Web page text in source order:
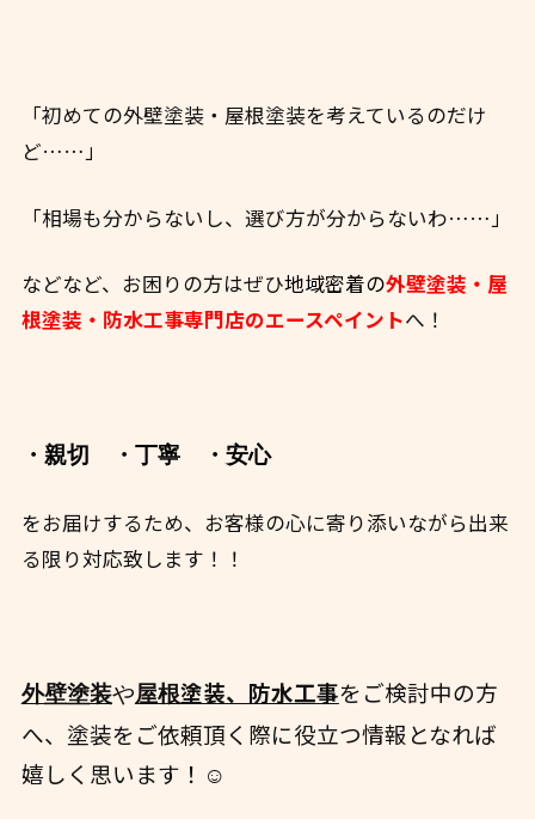
「初めての外壁塗装・屋根塗装を考えているのだけ
ど……」
「相場も分からないし、選び方が分からないわ……」
などなど、お困りの方はぜひ地域密着の外壁塗装・屋
根塗装・防水工事専門店のエースペイントへ！
・親切 ・丁寧 ・安心
をお届けするため、お客様の心に寄り添いながら出来
る限り対応致します！！
外壁塗装や屋根塗装、防水工事をご検討中の方
へ、 塗装をご依頼頂く際に役立つ情報となれば
嬉しく思います！☺️